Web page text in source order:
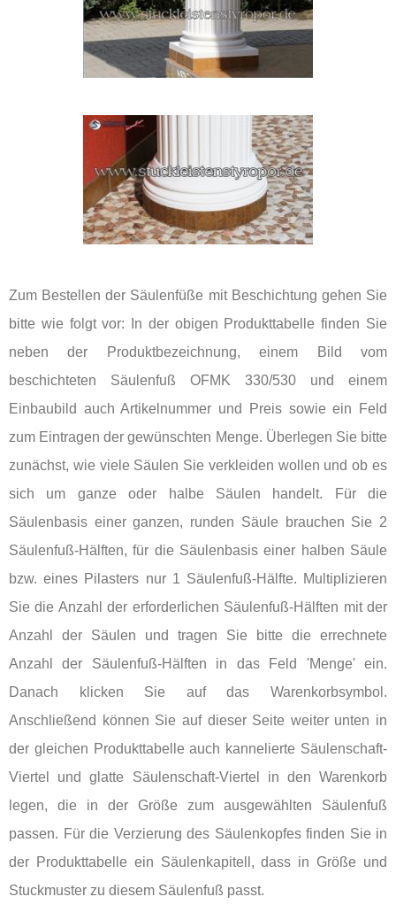
Zum Bestellen der Säulenfüße mit Beschichtung gehen Sie
bitte wie folgt vor: In der obigen Produkttabelle finden Sie
neben der Produktbezeichnung, einem Bild vom
beschichteten Säulenfuß OFMK 330/530 und einem
Einbaubild auch Artikelnummer und Preis sowie ein Feld
zum Eintragen der gewünschten Menge. Überlegen Sie bitte
zunächst, wie viele Säulen Sie verkleiden wollen und ob es
sich um ganze oder halbe Säulen handelt. Für die
Säulenbasis einer ganzen, runden Säule brauchen Sie 2
Säulenfuß-Hälften, für die Säulenbasis einer halben Säule
bzw. eines Pilasters nur 1 Säulenfuß-Hälfte. Multiplizieren
Sie die Anzahl der erforderlichen Säulenfuß-Hälften mit der
Anzahl der Säulen und tragen Sie bitte die errechnete
Anzahl der Säulenfuß-Hälften in das Feld 'Menge' ein.
Danach klicken Sie auf das Warenkorbsymbol.
Anschließend können Sie auf dieser Seite weiter unten in
der gleichen Produkttabelle auch kannelierte Säulenschaft-
Viertel und glatte Säulenschaft-Viertel in den Warenkorb
legen, die in der Größe zum ausgewählten Säulenfuß
passen. Für die Verzierung des Säulenkopfes finden Sie in
der Produkttabelle ein Säulenkapitell, dass in Größe und
Stuckmuster zu diesem Säulenfuß passt.